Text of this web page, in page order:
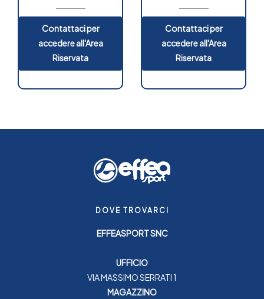
Contattaci per
accedere all'Area
Riservata
Contattaci per
accedere all'Area
Riservata
DOVE TROVARCI
EFFEASPORT SNC
UFFICIO
VIA MASSIMO SERRATI 1
MAGAZZINO